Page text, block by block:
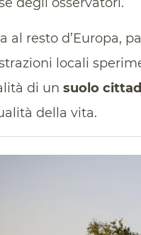
al resto d’Europa,
locali
di un suolo
della vita.